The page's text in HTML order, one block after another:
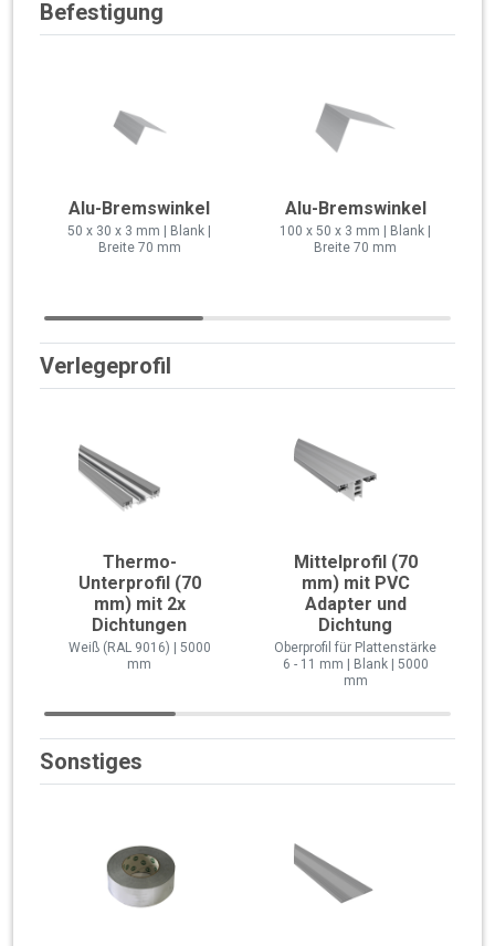
Befestigung
Alu-Bremswinkel
50 x 30 x 3 mm | Blank |
Breite 70 mm
Alu-Bremswinkel
100 x 50 x 3 mm | Blank |
Breite 70 mm
Verlegeprofil
Thermo-
Unterprofil (70
mm) mit 2x
Dichtungen
Weiß (RAL 9016) | 5000
mm
Mittelprofil (70
mm) mit PVC
Adapter und
Dichtung
Oberprofil für Plattenstärke
6 - 11 mm | Blank | 5000
mm
Sonstiges